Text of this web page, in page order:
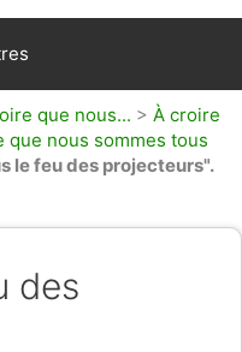
que nous... > À croire
que nous sommes tous
le feu des projecteurs".
des